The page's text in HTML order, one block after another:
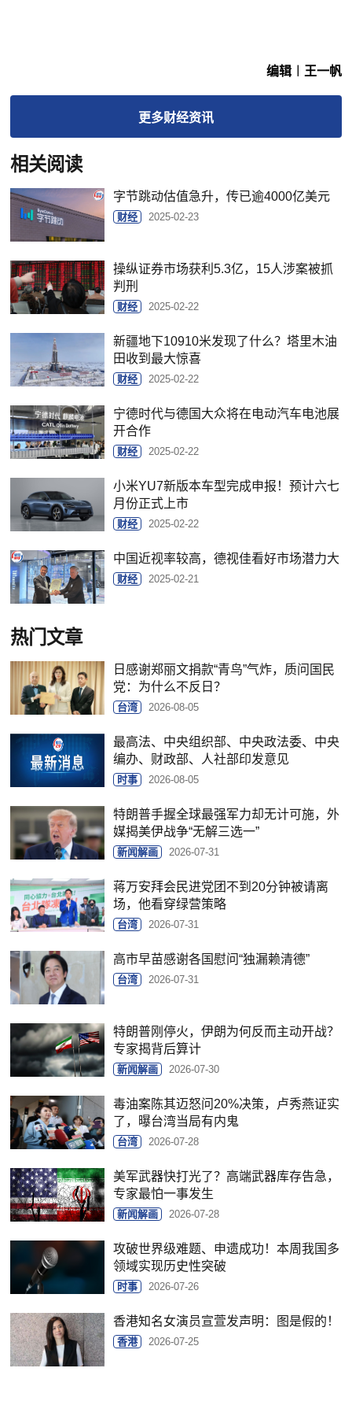
编辑︱王一帆
更多财经资讯
相关阅读
字节跳动估值急升，传已逾4000亿美元
财经 2025-02-23
操纵证券市场获利5.3亿，15人涉案被抓
判刑
财经 2025-02-22
新疆地下10910米发现了什么？塔里木油
田收到最大惊喜
财经 2025-02-22
宁德时代与德国大众将在电动汽车电池展
开合作
财经 2025-02-22
小米YU7新版本车型完成申报！预计六七
月份正式上市
财经 2025-02-22
中国近视率较高，德视佳看好市场潜力大
财经 2025-02-21
热门文章
日感谢郑丽文捐款“青鸟”气炸，质问国民
党：为什么不反日？
台湾 2026-08-05
最高法、中央组织部、中央政法委、中央
编办、财政部、人社部印发意见
时事 2026-08-05
特朗普手握全球最强军力却无计可施，外
媒揭美伊战争“无解三选一”
新闻解画 2026-07-31
蒋万安拜会民进党团不到20分钟被请离
场，他看穿绿营策略
台湾 2026-07-31
高市早苗感谢各国慰问“独漏赖清德”
台湾 2026-07-31
特朗普刚停火，伊朗为何反而主动开战？
专家揭背后算计
新闻解画 2026-07-30
毒油案陈其迈怒问20%决策，卢秀燕证实
了，曝台湾当局有内鬼
台湾 2026-07-28
美军武器快打光了？高端武器库存告急，
专家最怕一事发生
新闻解画 2026-07-28
攻破世界级难题、申遗成功！本周我国多
领域实现历史性突破
时事 2026-07-26
香港知名女演员宣萱发声明：图是假的！
香港 2026-07-25